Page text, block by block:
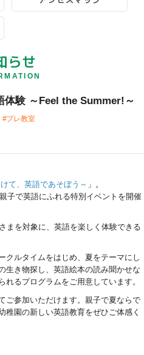
らせ
体験 ～Feel the Summer!～
#プレ教室
て、英語であそぼう～ 」。
子で英語にふれる特別イベントを開催
まを対象に、英語を楽しく体験できる
クルタイムをはじめ、夏をテーマにし
生き物探し、英語絵本の読み聞かせな
るプログラムをご用意しています。
ご参加いただけます。親子で夏ならで
稚園の新しい英語教育をぜひご体感く